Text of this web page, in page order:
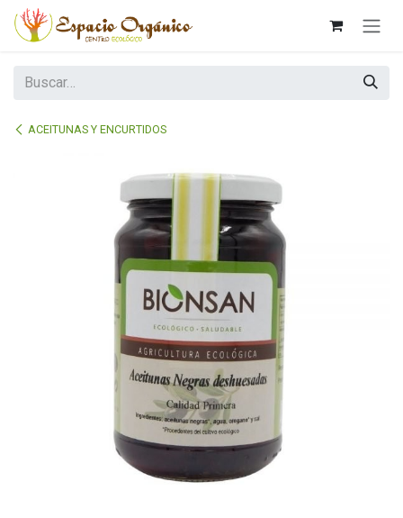
Ir al contenido
ACEITUNAS Y ENCURTIDOS